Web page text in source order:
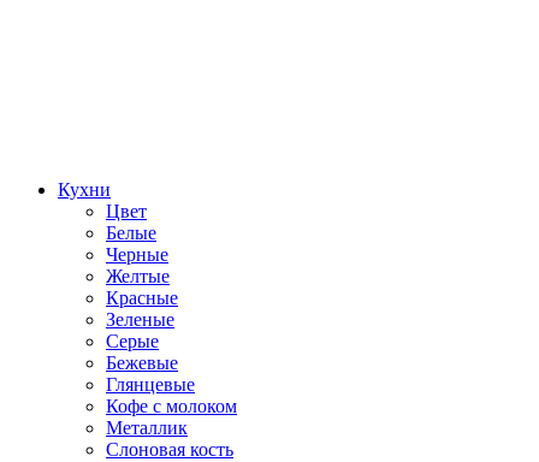
Кухни
Цвет
Белые
Черные
Желтые
Красные
Зеленые
Серые
Бежевые
Глянцевые
Кофе с молоком
Металлик
Слоновая кость